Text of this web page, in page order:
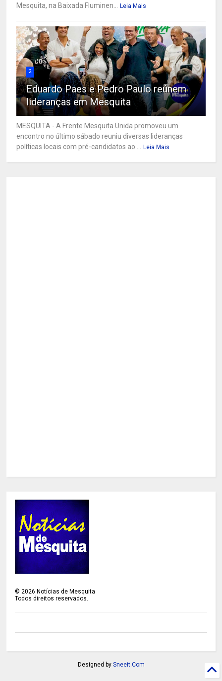
Mesquita, na Baixada Fluminen...
Leia Mais
2
Eduardo Paes e Pedro Paulo reúnem
lideranças em Mesquita
MESQUITA - A Frente Mesquita Unida promoveu um
encontro no último sábado reuniu diversas lideranças
políticas locais com pré-candidatos ao ...
Leia Mais
©2026 Notícias de Mesquita
Todos direitos reservados.
Designed by Sneeit.Com